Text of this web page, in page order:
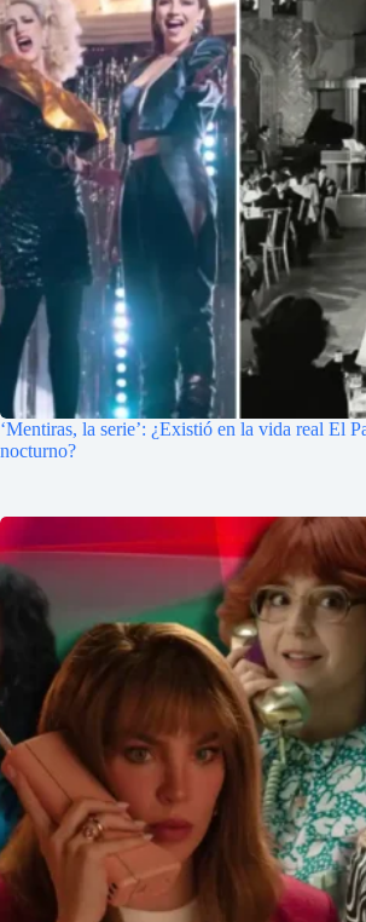
‘Mentiras, la serie’: ¿Existió en la vida real El
nocturno?